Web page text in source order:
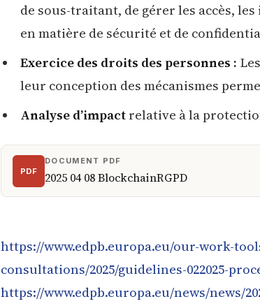
de sous-traitant, de gérer les accès,
en matière de sécurité et de
Exercice des droits des personnes :
leur conception des mécanismes
Analyse d’impactrelative à la
PDF
DOCUMENT PDF
2025 04 08 BlockchainRGPD
https://www.edpb.europa.eu/our-work-
consultations/2025/guidelines-022025-
https://www.edpb.europa.eu/news/news/